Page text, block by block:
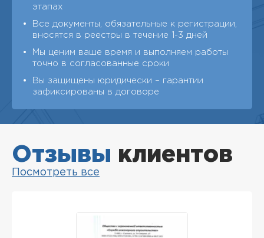
этапах
Все документы, обязательные к регистрации,
вносятся в реестры в течение 1-3 дней
Мы ценим ваше время и выполняем работы
точно в согласованные сроки
Вы защищены юридически – гарантии
зафиксированы в договоре
Отзывы клиентов
Посмотреть все